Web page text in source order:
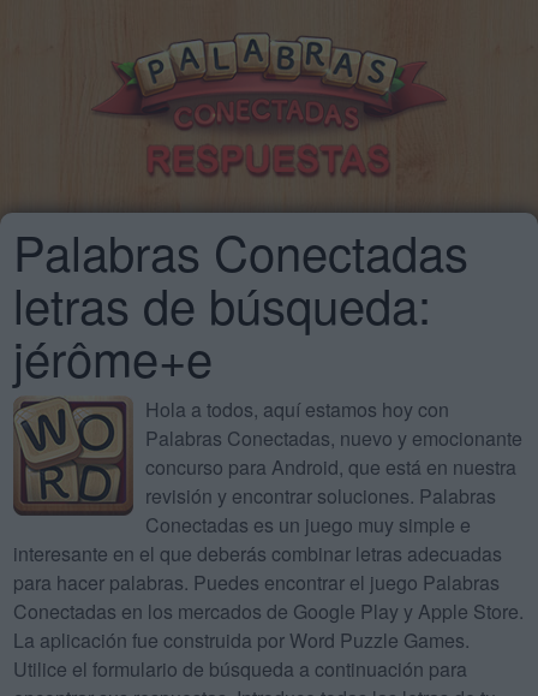
Palabras Conectadas
letras de búsqueda:
jérôme+e
Hola a todos, aquí estamos hoy con
Palabras Conectadas, nuevo y emocionante
concurso para Android, que está en nuestra
revisión y encontrar soluciones. Palabras
Conectadas es un juego muy simple e
interesante en el que deberás combinar letras adecuadas
para hacer palabras. Puedes encontrar el juego Palabras
Conectadas en los mercados de Google Play y Apple Store.
La aplicación fue construida por Word Puzzle Games.
Utilice el formulario de búsqueda a continuación para